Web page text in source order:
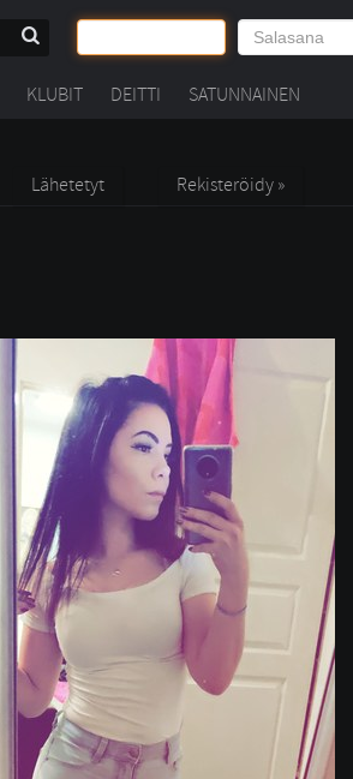
KLUBIT DEITTI SATUNNAINEN
Lähetetyt Rekisteröidy »